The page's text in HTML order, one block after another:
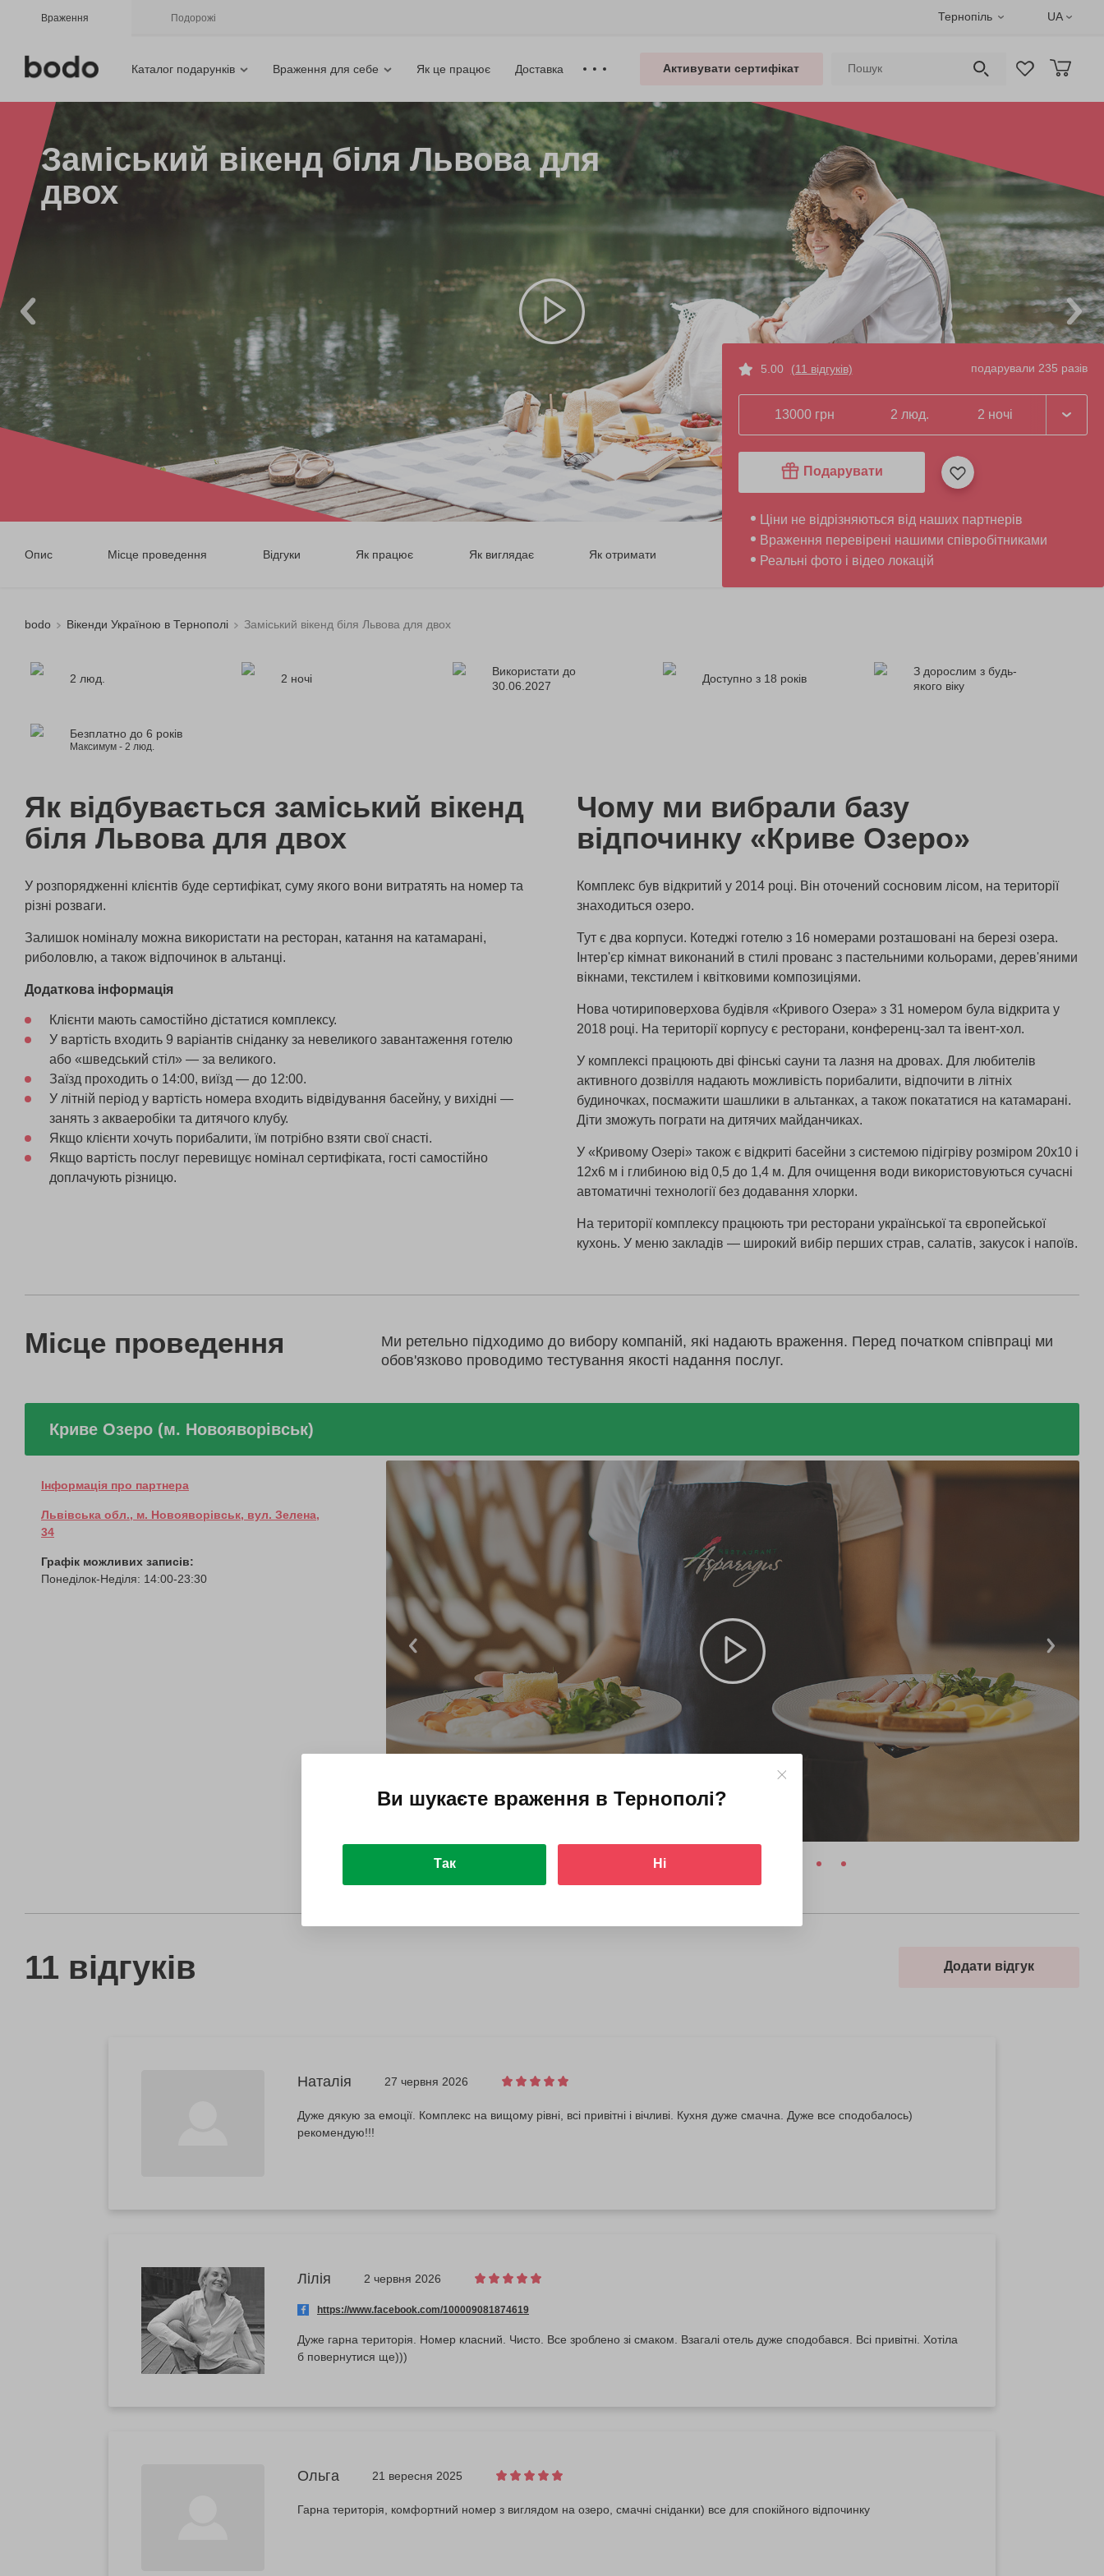
Враження Подорожі Тернопіль UA
Каталог подарунків Враження для себе Як це працює Доставка Активувати сертифікат
Заміський вікенд біля Львова для
двох
Опис Місце проведення Відгуки Як працює Як виглядає Як отримати
5.00 (11 відгуків) подарували 235 разів
13000 грн 2 люд. 2 ночі
Подарувати
Ціни не відрізняються від наших партнерів
Враження перевірені нашими співробітниками
Реальні фото і відео локацій
bodo Вікенди Україною в Тернополі Заміський вікенд біля Львова для двох
2 люд. 2 ночі
Використати до
30.06.2027
Доступно з 18 років
З дорослим з будь-
якого віку
Безплатно до 6 років
Максимум - 2 люд.
Як відбувається заміський вікенд
біля Львова для двох
У розпорядженні клієнтів буде сертифікат, суму якого вони витратять на номер та
різні розваги.
Залишок номіналу можна використати на ресторан, катання на катамарані,
риболовлю, а також відпочинок в альтанці.
Додаткова інформація
Клієнти мають самостійно дістатися комплексу.
У вартість входить 9 варіантів сніданку за невеликого завантаження готелю
або «шведський стіл» — за великого.
Заїзд проходить о 14:00, виїзд — до 12:00.
У літній період у вартість номера входить відвідування басейну, у вихідні —
занять з акваеробіки та дитячого клубу.
Якщо клієнти хочуть порибалити, їм потрібно взяти свої снасті.
Якщо вартість послуг перевищує номінал сертифіката, гості самостійно
доплачують різницю.
Чому ми вибрали базу
відпочинку «Криве Озеро»
Комплекс був відкритий у 2014 році. Він оточений сосновим лісом, на території
знаходиться озеро.
Тут є два корпуси. Котеджі готелю з 16 номерами розташовані на березі озера.
Інтер'єр кімнат виконаний в стилі прованс з пастельними кольорами, дерев'яними
вікнами, текстилем і квітковими композиціями.
Нова чотириповерхова будівля «Кривого Озера» з 31 номером була відкрита у
2018 році. На території корпусу є ресторани, конференц-зал та івент-хол.
У комплексі працюють дві фінські сауни та лазня на дровах. Для любителів
активного дозвілля надають можливість порибалити, відпочити в літніх
будиночках, посмажити шашлики в альтанках, а також покататися на катамарані.
Діти зможуть пограти на дитячих майданчиках.
У «Кривому Озері» також є відкриті басейни з системою підігріву розміром 20х10 і
12х6 м і глибиною від 0,5 до 1,4 м. Для очищення води використовуються сучасні
автоматичні технології без додавання хлорки.
На території комплексу працюють три ресторани української та європейської
кухонь. У меню закладів — широкий вибір перших страв, салатів, закусок і напоїв.
Місце проведення
Ми ретельно підходимо до вибору компаній, які надають враження. Перед початком співпраці ми
обов'язково проводимо тестування якості надання послуг.
Криве Озеро (м. Новояворівськ)
Інформація про партнера
Львівська обл., м. Новояворівськ, вул. Зелена,
34
Графік можливих записів:
Понеділок-Неділя: 14:00-23:30
11 відгуків Додати відгук
Наталія 27 червня 2026
Дуже дякую за емоції. Комплекс на вищому рівні, всі привітні і вічливі. Кухня дуже смачна. Дуже все сподобалось)
рекомендую!!!
Лілія 2 червня 2026
https://www.facebook.com/100009081874619
Дуже гарна територія. Номер класний. Чисто. Все зроблено зі смаком. Взагалі отель дуже сподобався. Всі привітні. Хотіла
б повернутися ще)))
Ольга 21 вересня 2025
Гарна територія, комфортний номер з виглядом на озеро, смачні сніданки) все для спокійного відпочинку
Ви шукаєте враження в Тернополі?
Так Ні